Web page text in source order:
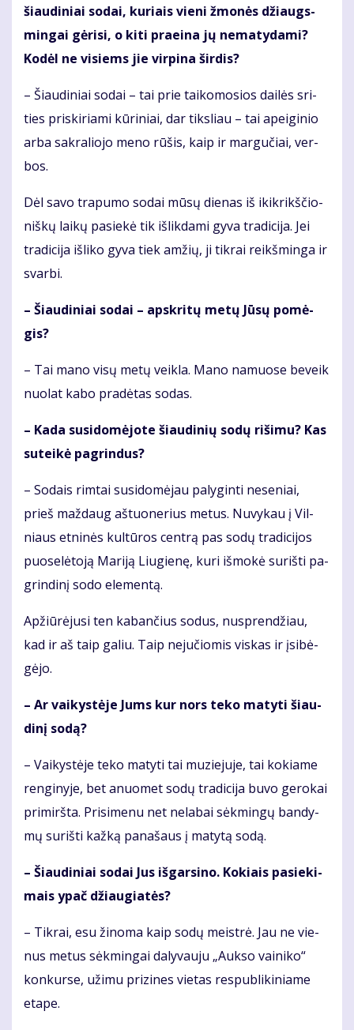
šiau­di­niai so­dai, ku­riais vie­ni žmo­nės džiaugs­
min­gai gė­ri­si, o ki­ti pra­ei­na jų ne­ma­ty­da­mi?
Ko­dėl ne vi­siems jie vir­pi­na šir­dis?
– Šiau­di­niai so­dai – tai prie tai­ko­mo­sios dai­lės sri­
ties pri­ski­ria­mi kū­ri­niai, dar tiks­liau – tai apei­gi­nio
ar­ba sak­ra­lio­jo me­no rū­šis, kaip ir mar­gu­čiai, ver­
bos.
Dėl sa­vo tra­pu­mo so­dai mū­sų die­nas iš ikik­rikš­čio­
niš­kų lai­kų pa­sie­kė tik iš­lik­da­mi gy­va tra­di­ci­ja. Jei
tra­di­ci­ja iš­li­ko gy­va tiek am­žių, ji tik­rai reikš­min­ga ir
svar­bi.
– Šiau­di­niai so­dai – ap­skri­tų me­tų Jū­sų po­mė­
gis?
– Tai ma­no vi­sų me­tų veik­la. Ma­no na­muo­se be­veik
nuo­lat ka­bo pra­dė­tas so­das.
– Ka­da su­si­do­mė­jo­te šiau­di­nių so­dų ri­ši­mu? Kas
su­tei­kė pa­grin­dus?
– So­dais rim­tai su­si­do­mė­jau pa­ly­gin­ti ne­se­niai,
prieš maž­daug aš­tuo­ne­rius me­tus. Nu­vy­kau į Vil­
niaus et­ni­nės kul­tū­ros cen­trą pas so­dų tra­di­ci­jos
puo­se­lė­to­ją Ma­ri­ją Liu­gie­nę, ku­ri iš­mo­kė su­riš­ti pa­
grin­di­nį so­do ele­men­tą.
Ap­žiū­rė­ju­si ten ka­ban­čius so­dus, nu­spren­džiau,
kad ir aš taip ga­liu. Taip ne­ju­čio­mis vis­kas ir įsi­bė­
gė­jo.
– Ar vai­kys­tė­je Jums kur nors te­ko ma­ty­ti šiau­
di­nį so­dą?
– Vai­kys­tė­je te­ko ma­ty­ti tai mu­zie­ju­je, tai ko­kia­me
ren­gi­ny­je, bet anuo­met so­dų tra­di­ci­ja bu­vo ge­ro­kai
pri­mirš­ta. Pri­si­me­nu net ne­la­bai sėk­min­gų ban­dy­
mų su­riš­ti kaž­ką pa­na­šaus į ma­ty­tą so­dą.
– Šiau­di­niai so­dai Jus iš­gar­si­no. Ko­kiais pa­sie­ki­
mais ypač džiau­gia­tės?
– Tik­rai, esu ži­no­ma kaip so­dų meist­rė. Jau ne vie­
nus me­tus sėk­min­gai da­ly­vau­ju „Auk­so vai­ni­ko“
kon­kur­se, už­imu pri­zi­nes vie­tas res­pub­li­ki­nia­me
eta­pe.